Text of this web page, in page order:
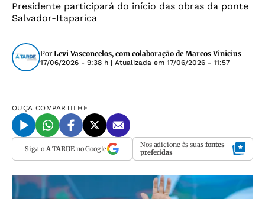
Presidente participará do início das obras da ponte
Salvador-Itaparica
Por Levi Vasconcelos, com colaboração de Marcos Vinicius
17/06/2026 - 9:38 h | Atualizada em 17/06/2026 - 11:57
OUÇA COMPARTILHE
Siga o A TARDEno Google Nos adicione às suas fontes
preferidas